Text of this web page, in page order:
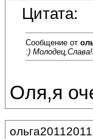
Цитата:
Сообщение от
:)
Оля,я
ольга20112011